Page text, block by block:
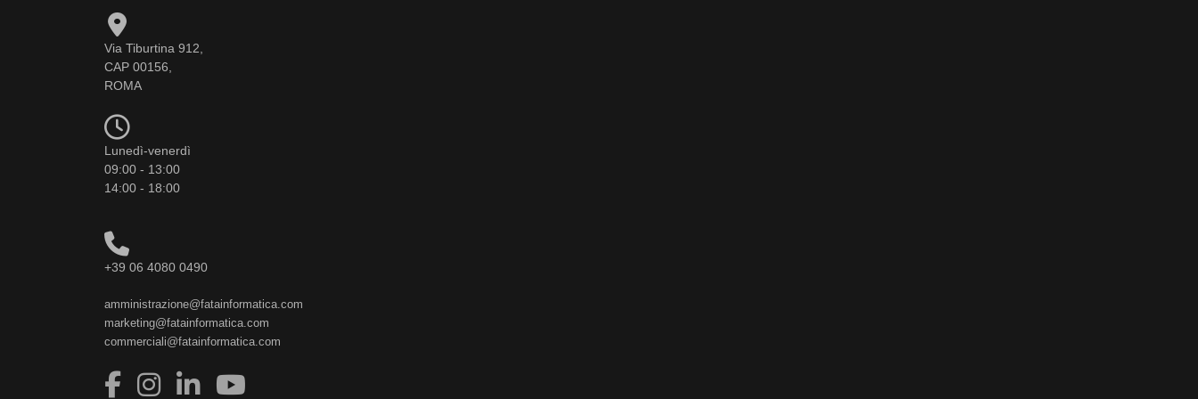
Via Tiburtina 912,
CAP 00156,
ROMA
Lunedì-venerdì
09:00 - 13:00
14:00 - 18:00
+39 06 4080 0490
amministrazione@fatainformatica.com
marketing@fatainformatica.com
commerciali@fatainformatica.com